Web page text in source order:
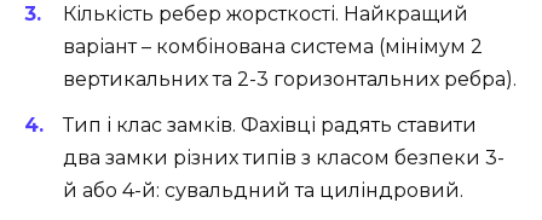
Кількість ребер жорсткості. Найкращий
варіант – комбінована система (мінімум 2
вертикальних та 2-3 горизонтальних ребра).
Тип і клас замків. Фахівці радять ставити
два замки різних типів з класом безпеки 3-
й або 4-й: сувальдний та циліндровий.